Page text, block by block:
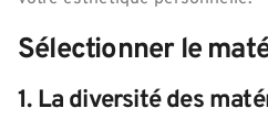
Sélectionner le
1. La diversité des